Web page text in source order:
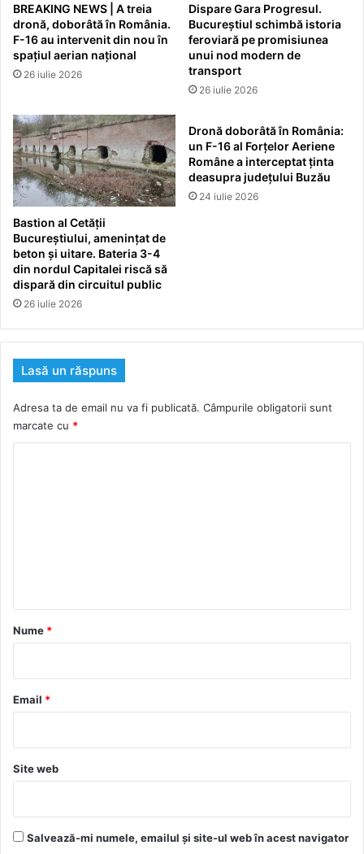
BREAKING NEWS | A treia
dronă, doborâtă în România.
F-16 au intervenit din nou în
spațiul aerian național
26 iulie 2026
Dispare Gara Progresul.
Bucureștiul schimbă istoria
feroviară pe promisiunea
unui nod modern de
transport
26 iulie 2026
Bastion al Cetății
Bucureștiului, amenințat de
beton și uitare. Bateria 3-4
din nordul Capitalei riscă să
dispară din circuitul public
26 iulie 2026
Dronă doborâtă în România:
un F-16 al Forțelor Aeriene
Române a interceptat ținta
deasupra județului Buzău
24 iulie 2026
Lasă un răspuns
Adresa ta de email nu va fi publicată. Câmpurile obligatorii sunt
marcate cu *
r
*
Nume *
Email *
Site web
Salvează-mi numele, emailul și site-ul web în acest navigator